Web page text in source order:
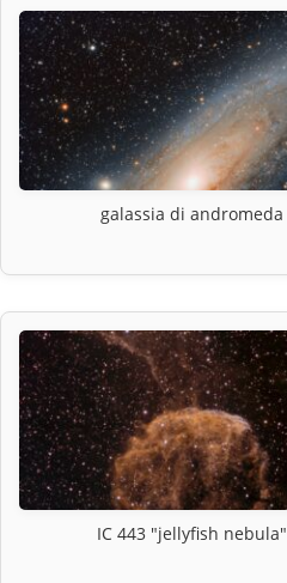
galassia di andromeda
IC 443 "jellyfish nebula"